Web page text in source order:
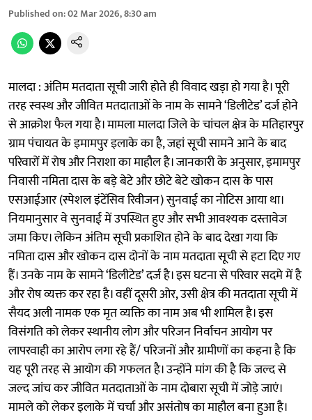
Published on:02 Mar 2026, 8:30 am
मालदा : अंतिम मतदाता सूची जारी होते ही विवाद खड़ा हो गया है। पूरी
तरह स्वस्थ और जीवित मतदाताओं के नाम के सामने ‘डिलीटेड’ दर्ज होने
से आक्रोश फैल गया है। मामला मालदा जिले के चांचल क्षेत्र के मतिहारपुर
ग्राम पंचायत के इमामपुर इलाके का है, जहां सूची सामने आने के बाद
परिवारों में रोष और निराशा का माहौल है। जानकारी के अनुसार, इमामपुर
निवासी नमिता दास के बड़े बेटे और छोटे बेटे खोकन दास के पास
एसआईआर (स्पेशल इंटेंसिव रिवीजन) सुनवाई का नोटिस आया था।
नियमानुसार वे सुनवाई में उपस्थित हुए और सभी आवश्यक दस्तावेज
जमा किए। लेकिन अंतिम सूची प्रकाशित होने के बाद देखा गया कि
नमिता दास और खोकन दास दोनों के नाम मतदाता सूची से हटा दिए गए
हैं। उनके नाम के सामने ‘डिलीटेड’ दर्ज है। इस घटना से परिवार सदमे में है
और रोष व्यक्त कर रहा है। वहीं दूसरी ओर, उसी क्षेत्र की मतदाता सूची में
सैयद अली नामक एक मृत व्यक्ति का नाम अब भी शामिल है। इस
विसंगति को लेकर स्थानीय लोग और परिजन निर्वाचन आयोग पर
लापरवाही का आरोप लगा रहे हैं/ परिजनों और ग्रामीणों का कहना है कि
यह पूरी तरह से आयोग की गफलत है। उन्होंने मांग की है कि जल्द से
जल्द जांच कर जीवित मतदाताओं के नाम दोबारा सूची में जोड़े जाएं।
मामले को लेकर इलाके में चर्चा और असंतोष का माहौल बना हुआ है।